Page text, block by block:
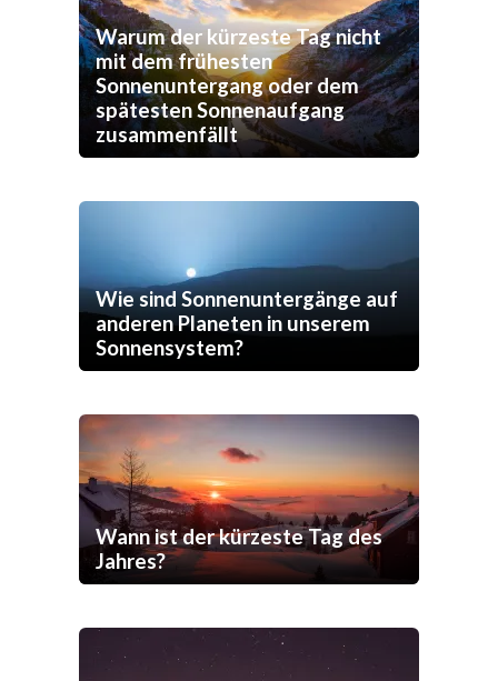
Warum der kürzeste Tag nicht
mit dem frühesten
Sonnenuntergang oder dem
spätesten Sonnenaufgang
zusammenfällt
Wie sind Sonnenuntergänge auf
anderen Planeten in unserem
Sonnensystem?
Wann ist der kürzeste Tag des
Jahres?